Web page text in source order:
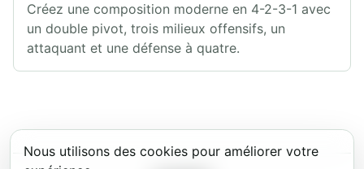
Nous utilisons des cookies pour améliorer votre
Créez une composition moderne en 4-2-3-1 avec
un double pivot, trois milieux offensifs, un
attaquant et une défense à quatre.